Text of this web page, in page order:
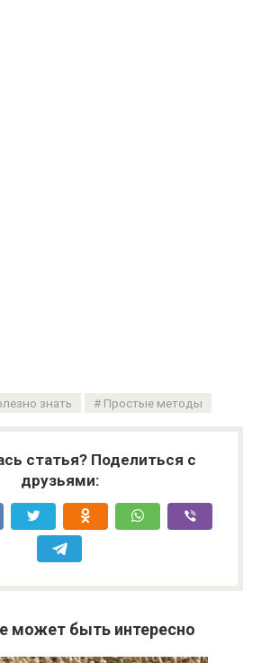
знать Простые методы
статья? Поделиться с
друзьями:
может быть интересно